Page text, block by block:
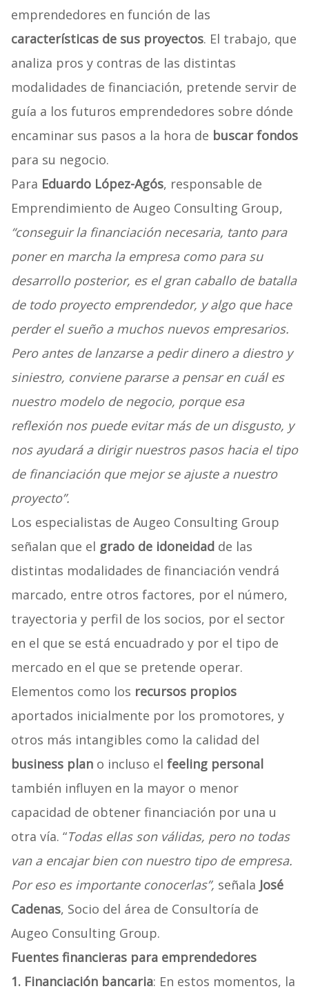
emprendedores en función de las
características de sus proyectos. El trabajo, que
analiza pros y contras de las distintas
modalidades de financiación, pretende servir de
guía a los futuros emprendedores sobre dónde
encaminar sus pasos a la hora de buscar fondos
para su negocio.
Para Eduardo López-Agós, responsable de
Emprendimiento de Augeo Consulting Group,
“conseguir la financiación necesaria, tanto para
poner en marcha la empresa como para su
desarrollo posterior, es el gran caballo de batalla
de todo proyecto emprendedor, y algo que hace
perder el sueño a muchos nuevos empresarios.
Pero antes de lanzarse a pedir dinero a diestro y
siniestro, conviene pararse a pensar en cuál es
nuestro modelo de negocio, porque esa
reflexión nos puede evitar más de un disgusto, y
nos ayudará a dirigir nuestros pasos hacia el tipo
de financiación que mejor se ajuste a nuestro
proyecto”.
Los especialistas de Augeo Consulting Group
señalan que el grado de idoneidadde las
distintas modalidades de financiación vendrá
marcado, entre otros factores, por el número,
trayectoria y perfil de los socios, por el sector
en el que se está encuadrado y por el tipo de
mercado en el que se pretende operar.
Elementos como los recursos propios
aportados inicialmente por los promotores, y
otros más intangibles como la calidad del
business plano incluso el feeling personal
también influyen en la mayor o menor
capacidad de obtener financiación por una u
otra vía. “Todas ellas son válidas, pero no todas
van a encajar bien con nuestro tipo de empresa.
Por eso es importante conocerlas”, señala José
Cadenas, Socio del área de Consultoría de
Augeo Consulting Group.
Fuentes financieras para emprendedores
1. Financiación bancaria: En estos momentos, la